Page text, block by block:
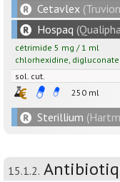
Cetavlex
Hospaq
cétrimide 5 mg / 1 ml
chlorhexidine, digluconate
sol. cut.
250 ml
Sterillium
15.1.2.